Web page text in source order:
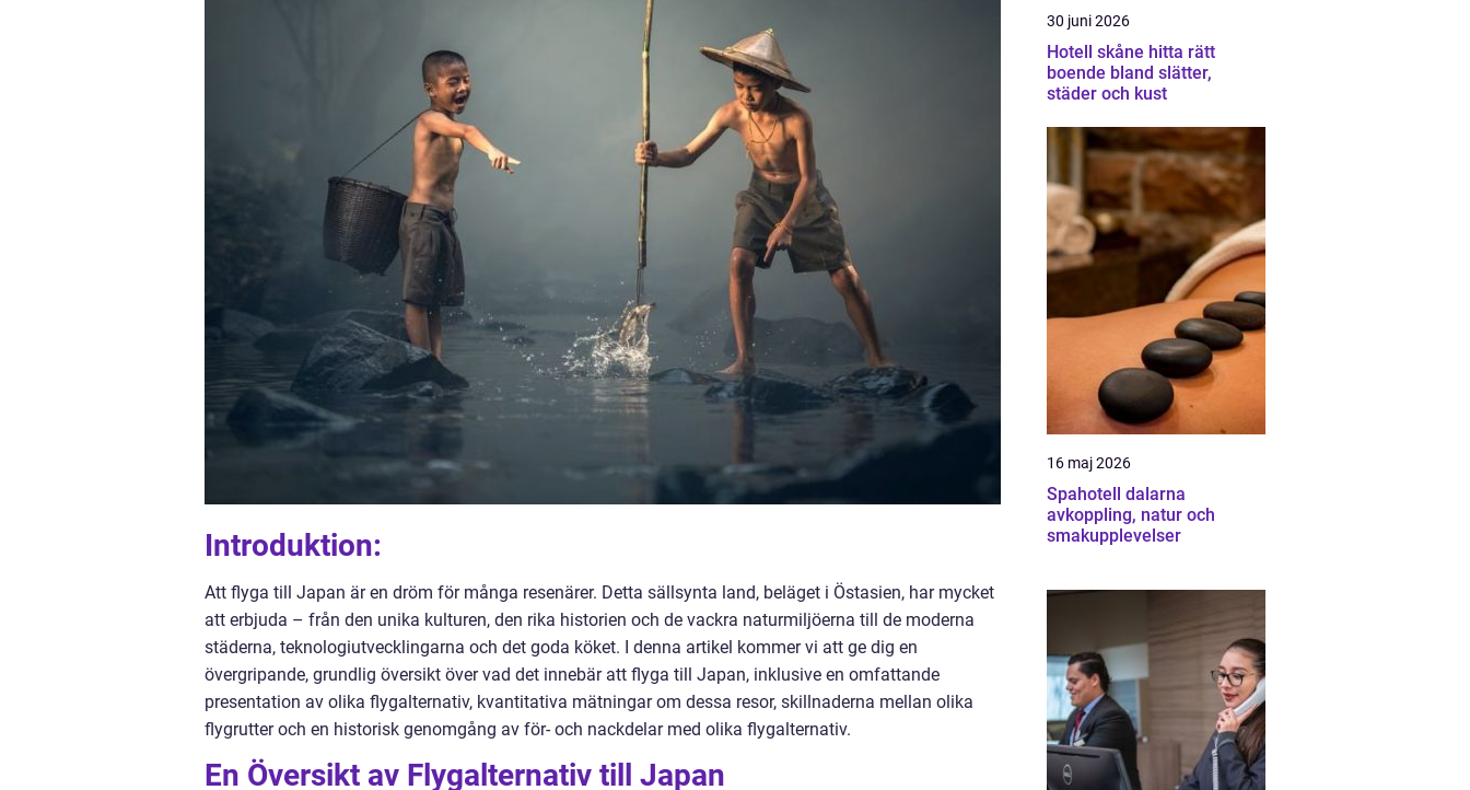
Introduktion:
Att flyga till Japan är en dröm för många resenärer. Detta sällsynta land, beläget i Östasien, har mycket
att erbjuda – från den unika kulturen, den rika historien och de vackra naturmiljöerna till de moderna
städerna, teknologiutvecklingarna och det goda köket. I denna artikel kommer vi att ge dig en
övergripande, grundlig översikt över vad det innebär att flyga till Japan, inklusive en omfattande
presentation av olika flygalternativ, kvantitativa mätningar om dessa resor, skillnaderna mellan olika
flygrutter och en historisk genomgång av för- och nackdelar med olika flygalternativ.
En Översikt av Flygalternativ till Japan
30 juni 2026
Hotell skåne hitta rätt
boende bland slätter,
städer och kust
16 maj 2026
Spahotell dalarna
avkoppling, natur och
smakupplevelser